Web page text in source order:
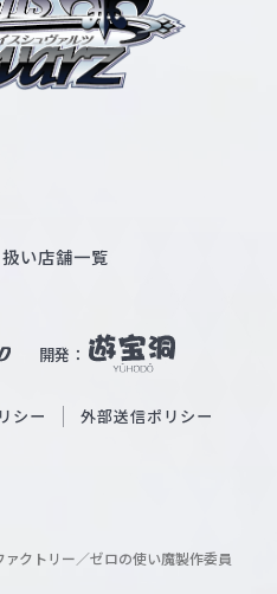
開発：
い店舗一覧
シー 外部送信ポリシー
クトリー／ゼロの使い魔製作委員